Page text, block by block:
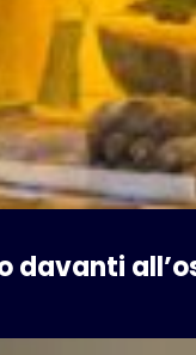
davanti